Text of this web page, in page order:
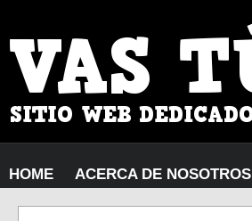
HOME ACERCA DE NOSOTROS